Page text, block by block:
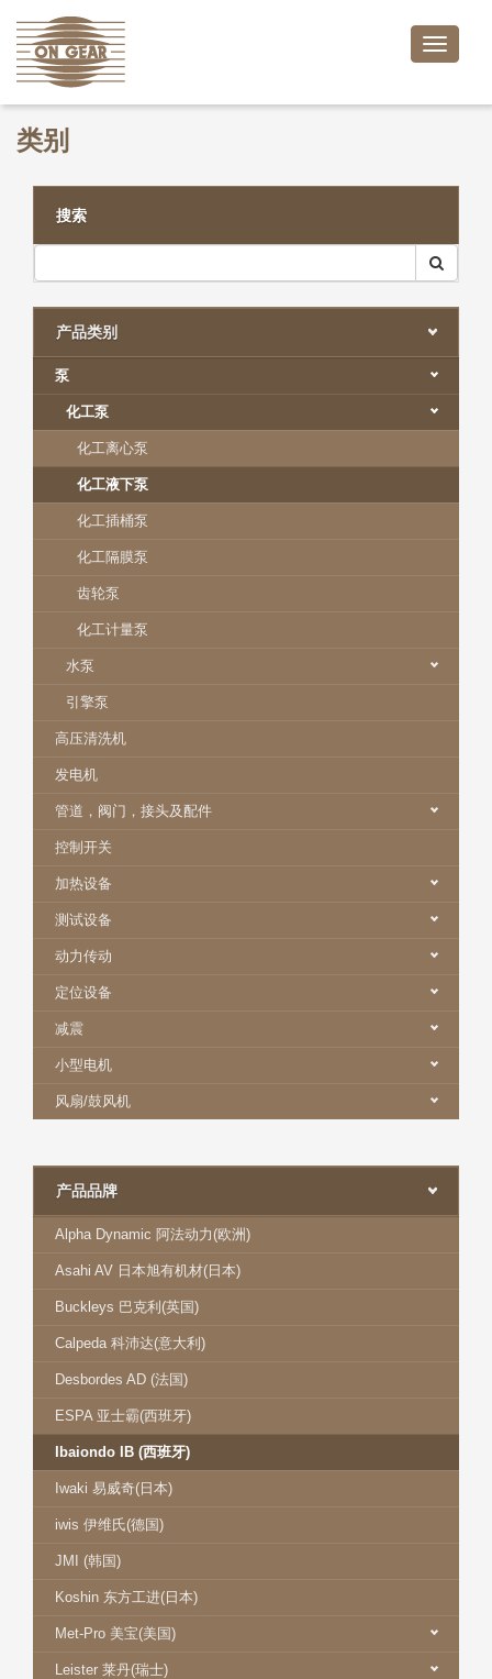
Toggle
类别
搜索
产品类别
泵
化工泵
化工离心泵
化工液下泵
化工插桶泵
化工隔膜泵
齿轮泵
化工计量泵
水泵
引擎泵
高压清洗机
发电机
管道，阀门，接头及配件
控制开关
加热设备
测试设备
动力传动
定位设备
减震
小型电机
风扇/鼓风机
产品品牌
Alpha Dynamic 阿法动力(欧洲)
Asahi AV 日本旭有机材(日本)
Buckleys 巴克利(英国)
Calpeda 科沛达(意大利)
Desbordes AD (法国)
ESPA 亚士霸(西班牙)
Ibaiondo IB (西班牙)
Iwaki 易威奇(日本)
iwis 伊维氏(德国)
JMI (韩国)
Koshin 东方工进(日本)
Met-Pro 美宝(美国)
Leister 莱丹(瑞士)